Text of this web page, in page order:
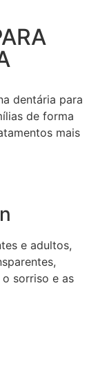
dentária para
de forma
mais
e adultos,
sorriso e as